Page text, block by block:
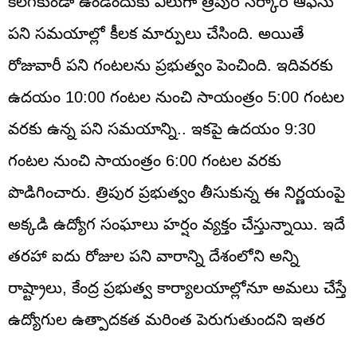
పని సమయాల్లో కీలక మార్పులు చేసింది. అయితే
రోజువారీ పని గంటలను ప్రభుత్వం పెంచింది. ఇదివరకు
ఉదయం 10:00 గంటల నుంచి సాయంత్రం 5:00 గంటల
వరకు ఉన్న పని సమయాన్ని.. ఇకపై ఉదయం 9:30
గంటల నుంచి సాయంత్రం 6:00 గంటల వరకు
పొడిగించారు. త్రిపుర ప్రభుత్వం తీసుకున్న ఈ నిర్ణయంపై
అక్కడి ఉద్యోగ సంఘాలు హర్షం వ్యక్తం చేస్తున్నాయి. ఇదే
తరహా ఐదు రోజుల పని వారాన్ని దేశంలోని అన్ని
రాష్ట్రాలు, కేంద్ర ప్రభుత్వ కార్యాలయాల్లోనూ అమలు చేస్తే
ఉద్యోగుల ఉత్పాదకత మరింత పెరుగుతుందని ఇతర